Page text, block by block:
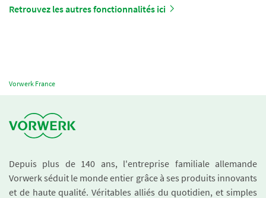
Retrouvez les autres fonctionnalités ici
Vorwerk France
Depuis plus de 140 ans, l'entreprise familiale allemande
Vorwerk séduit le monde entier grâce à ses produits innovants
et de haute qualité. Véritables alliés du quotidien, et simples